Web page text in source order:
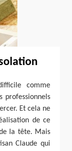
comme
professionnels
Et cela ne
de ce
la tête. Mais
Claude qui